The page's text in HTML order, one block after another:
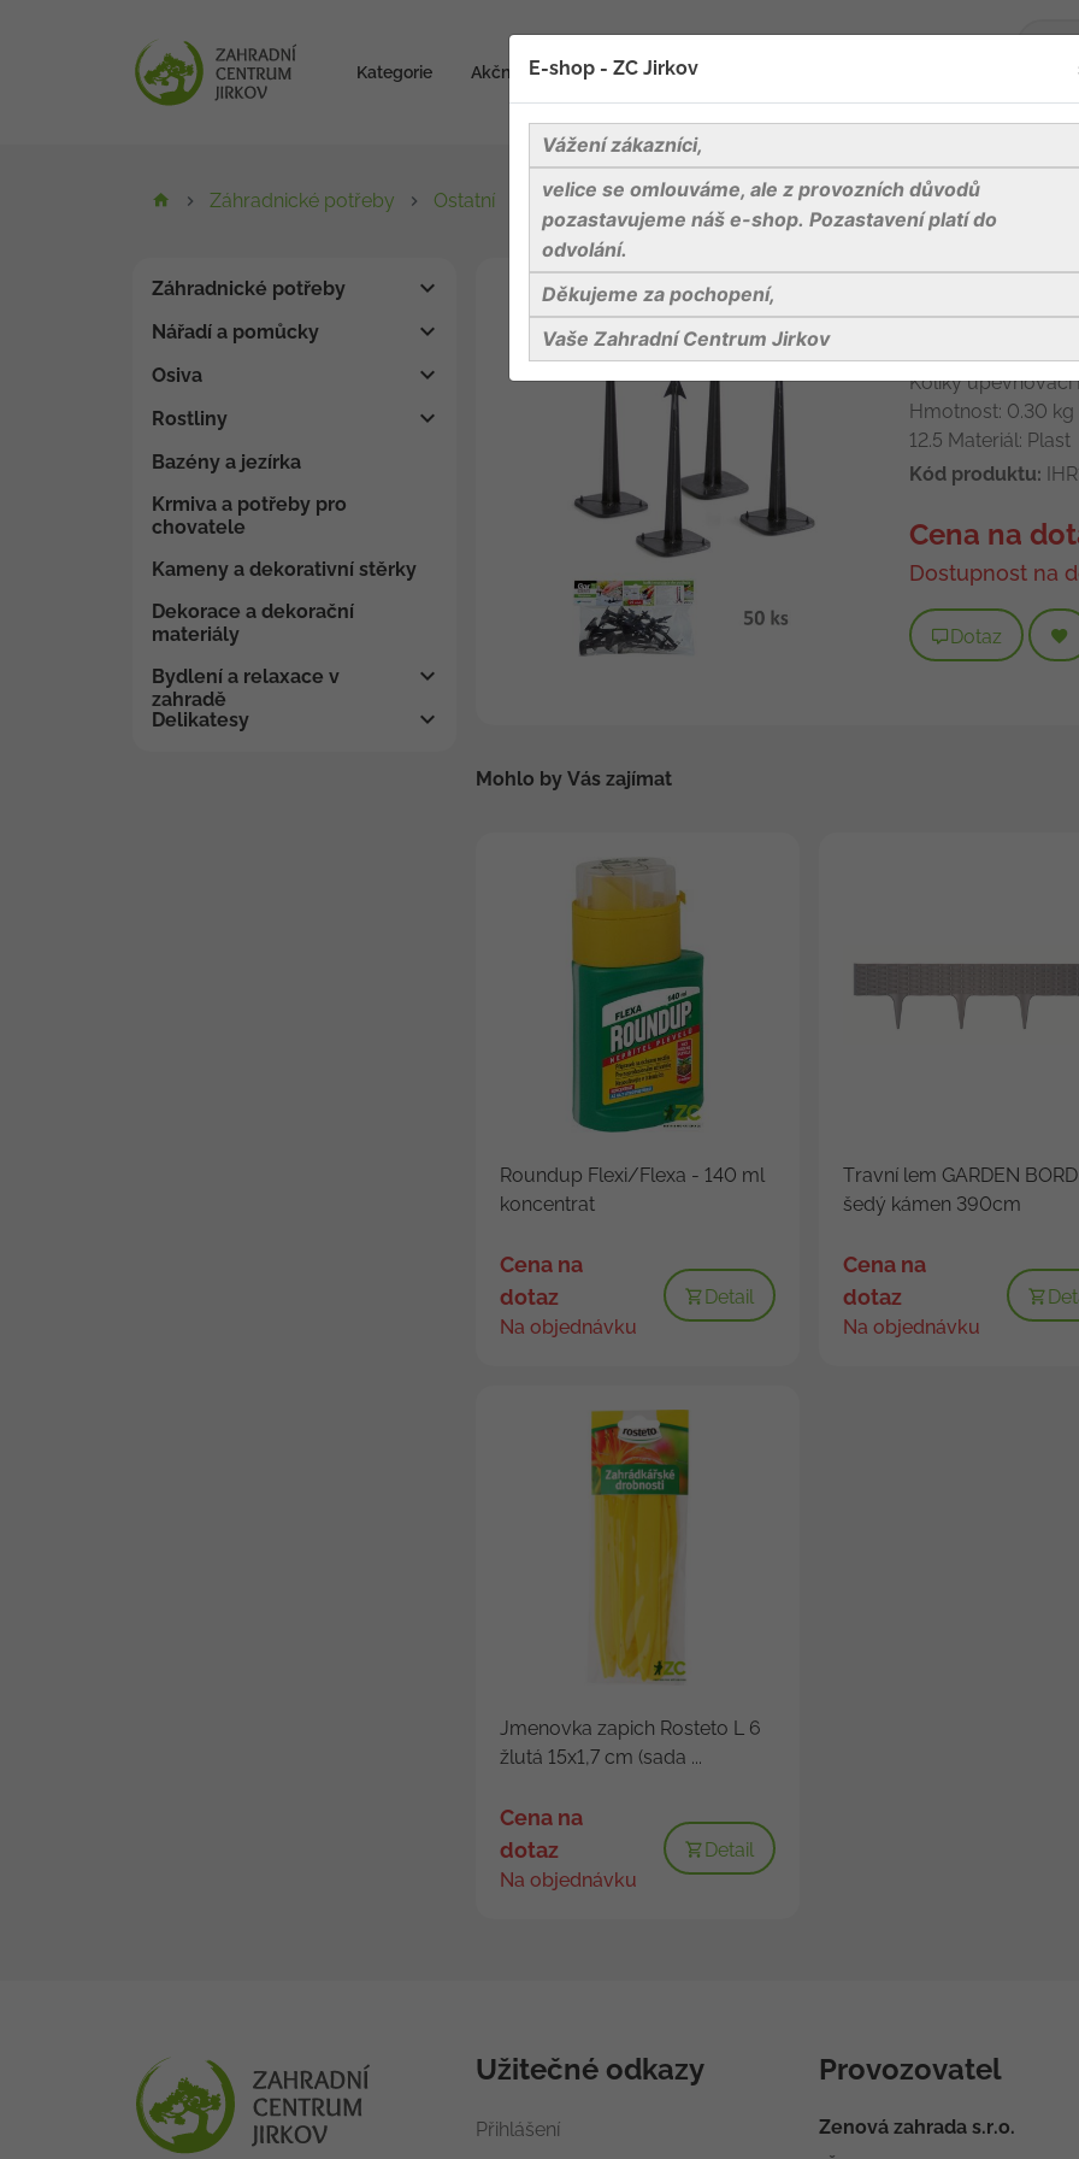
Kategorie Akční zboží Blog Kontakty
Záhradnické potřeby Ostatní Kolíky upevňovací HARPOON PEG 120 černé (bal. 50 ks)
Záhradnické potřeby
Nářadí a pomůcky
Osiva
Rostliny
Bazény a jezírka
Krmiva a potřeby pro
chovatele
Kameny a dekorativní stěrky
Dekorace a dekorační
materiály
Bydlení a relaxace v
zahradě
Delikatesy
(bal. 50 ks)
Kolíky upevňovací
Hmotnost: 0.30 kg
12.5 Materiál: Plast
Kód produktu:
Cena na
Dostupnost na
Dotaz
Mohlo by Vás zajímat
Roundup Flexi/Flexa - 140 ml
koncentrat
Cena na
dotaz
Na objednávku
Detail
Travní lem GARDEN
šedý kámen 390cm
Cena na
dotaz
Na objednávku
Jmenovka zapich Rosteto L 6
žlutá 15x1,7 cm (sada ...
Cena na
dotaz
Na objednávku
Detail
Užitečné odkazy
Přihlášení
Provozovatel
Zenová zahrada s.r.o.
E-shop - ZC Jirkov
Vážení zákazníci,
velice se omlouváme, ale z provozních důvodů
pozastavujeme náš e-shop. Pozastavení platí do
odvolání.
Děkujeme za pochopení,
Vaše Zahradní Centrum Jirkov